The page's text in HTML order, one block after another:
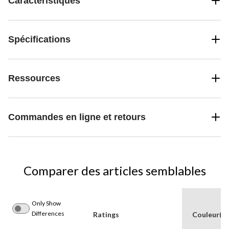
Spécifications
Ressources
Commandes en ligne et retours
Comparer des articles semblables
Only Show
Differences
Ratings Couleur(s)